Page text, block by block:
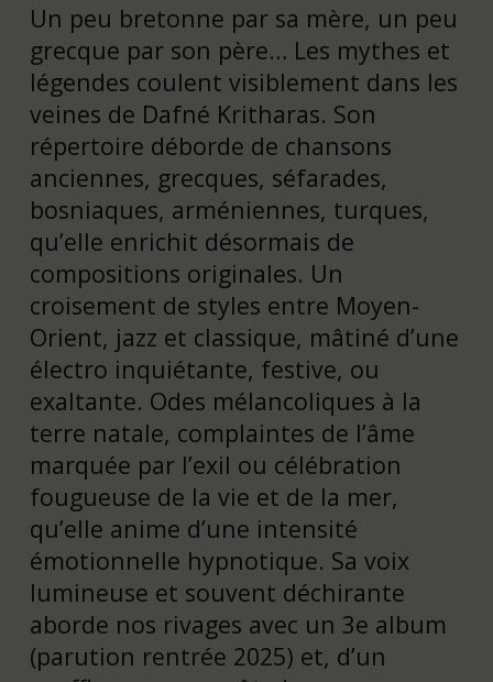
Un peu bretonne par sa mère, un peu
grecque par son père… Les mythes et
légendes coulent visiblement dans les
veines de Dafné Kritharas. Son
répertoire déborde de chansons
anciennes, grecques, séfarades,
bosniaques, arméniennes, turques,
qu’elle enrichit désormais de
compositions originales. Un
croisement de styles entre Moyen-
Orient, jazz et classique, mâtiné d’une
électro inquiétante, festive, ou
exaltante. Odes mélancoliques à la
terre natale, complaintes de l’âme
marquée par l’exil ou célébration
fougueuse de la vie et de la mer,
qu’elle anime d’une intensité
émotionnelle hypnotique. Sa voix
lumineuse et souvent déchirante
aborde nos rivages avec un 3e album
(parution rentrée 2025) et, d’un